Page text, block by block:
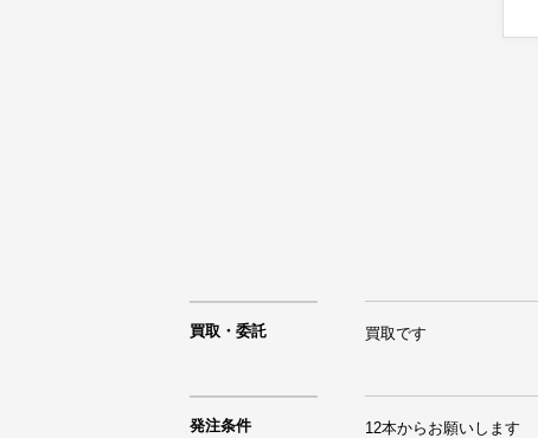
買取・委託 買取です
発注条件 12本からお願いします